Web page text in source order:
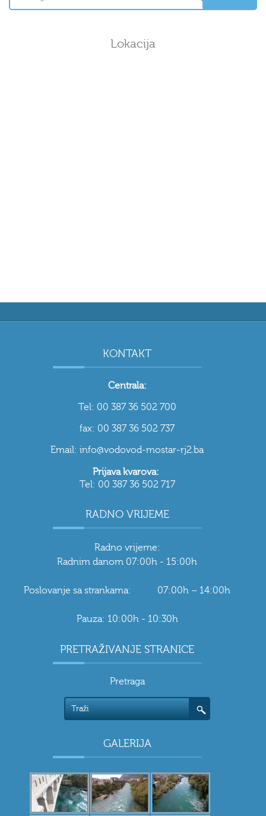
Lokacija
KONTAKT
Centrala:
Tel: 00 387 36 502 700
fax: 00 387 36 502 737
Email: info@vodovod-mostar-rj2.ba
Prijava kvarova:
Tel: 00 387 36 502 717
RADNO VRIJEME
Radno vrijeme:
Radnim danom 07:00h - 15:00h
Poslovanje sa strankama: 07:00h – 14:00h
Pauza: 10:00h - 10:30h
PRETRAŽIVANJE STRANICE
Pretraga
GALERIJA